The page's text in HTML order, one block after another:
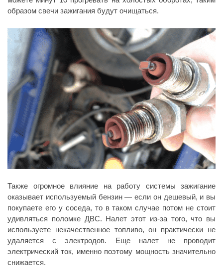
образом свечи зажигания будут очищаться.
Также огромное влияние на работу системы зажигание
оказывает используемый бензин — если он дешевый, и вы
покупаете его у соседа, то в таком случае потом не стоит
удивляться поломке ДВС. Налет этот из-за того, что вы
используете некачественное топливо, он практически не
удаляется с электродов. Еще налет не проводит
электрический ток, именно поэтому мощность значительно
снижается.